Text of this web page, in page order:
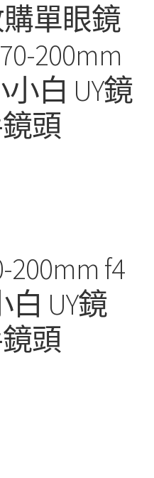
單眼鏡
200mm
小白 UY鏡
頭
200mm f4
白 UY鏡
頭